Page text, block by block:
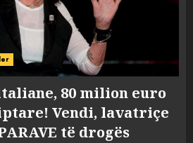
80 milion euro
Vendi, lavatriçe
të drogës